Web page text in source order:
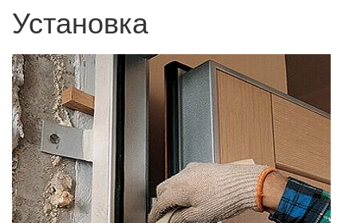
Установка